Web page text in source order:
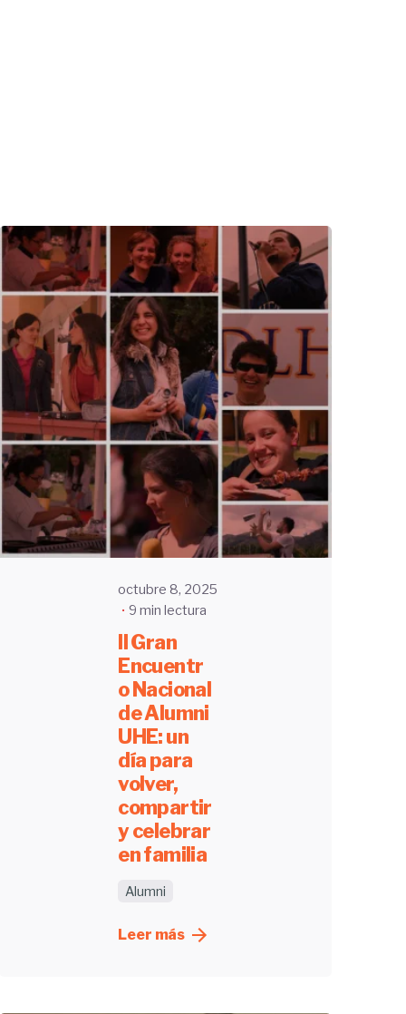
Enviado
por
UHE
octubre 8, 2025
9 min lectura
II Gran
Encuentr
o Nacional
de Alumni
UHE: un
día para
volver,
compartir
y celebrar
en familia
Alumni
Leer más